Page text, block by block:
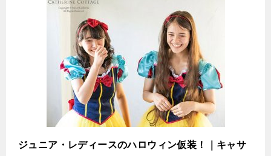
ジュニア・レディースのハロウィン仮装！｜キャサ